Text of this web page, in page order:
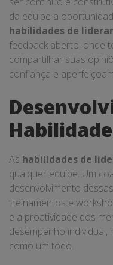
da equipe a
habilidades de
feedback aberto, onde
compartilhar suas
confiança e
As habilidades de
qualquer equipe. Um
desenvolvimento
treinamentos e
e a proatividade dos
desempenho
como um todo.